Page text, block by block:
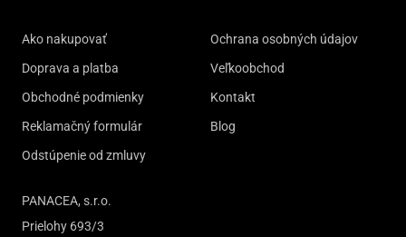
Ako nakupovať
Doprava a platba
Obchodné podmienky
Reklamačný formulár
Odstúpenie od zmluvy
Ochrana osobných údajov
Veľkoobchod
Kontakt
Blog
PANACEA, s.r.o.
Prielohy 693/3